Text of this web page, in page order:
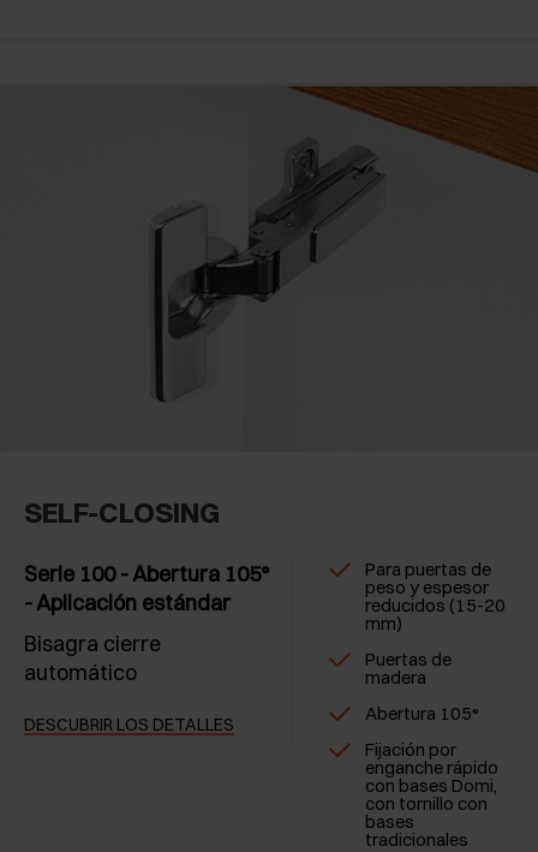
SELF-CLOSING
Serie 100 - Abertura 105°
- Aplicación estándar
Bisagra cierre
automático
DESCUBRIR LOS DETALLES
Para puertas de
peso y espesor
reducidos (15-20
mm)
Puertas de
madera
Abertura 105°
Fijación por
enganche rápido
con bases Domi,
con tornillo con
bases
tradicionales